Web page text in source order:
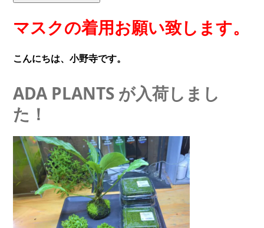
マスクの着用お願い致します。
こんにちは、小野寺です。
ADA PLANTS が入荷しまし
た！